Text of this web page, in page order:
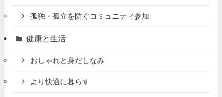
孤独・孤立を防ぐコミュニティ参加
健康と生活
おしゃれと身だしなみ
より快適に暮らす